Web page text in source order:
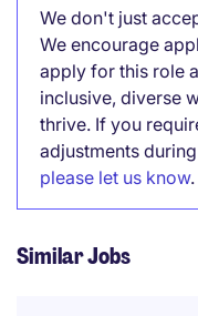
We don't just
We encourage
apply for this role
inclusive, diverse
thrive. If you
adjustments
please let us know.
Similar Jobs